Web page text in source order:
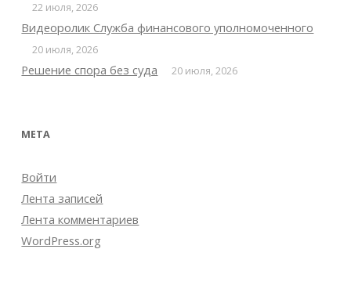
22 июля, 2026
Видеоролик Служба финансового уполномоченного
20 июля, 2026
Решение спора без суда 20 июля, 2026
МЕТА
Войти
Лента записей
Лента комментариев
WordPress.org